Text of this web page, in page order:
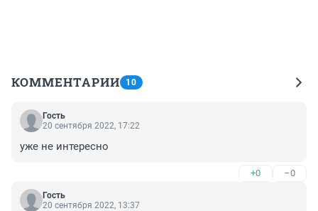
КОММЕНТАРИИ 10
Гость
20 сентября 2022, 17:22
уже не интересно
+0 –0
Гость
20 сентября 2022, 13:37